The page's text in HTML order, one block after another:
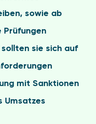
sowie ab
Prüfungen
sie sich auf
mit Sanktionen
Umsatzes